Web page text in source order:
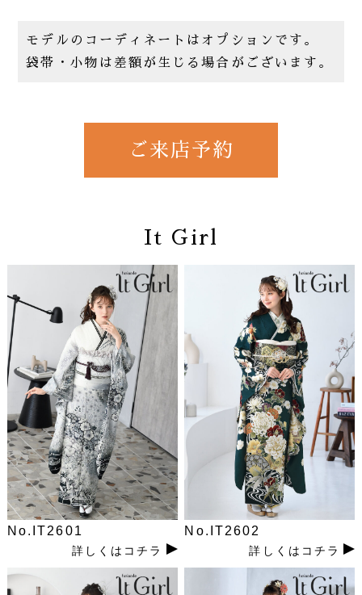
モデルのコーディネートはオプションです。
袋帯・小物は差額が生じる場合がございます。
ご来店予約
It Girl
No.IT2601
詳しくはコチラ
No.IT2602
詳しくはコチラ